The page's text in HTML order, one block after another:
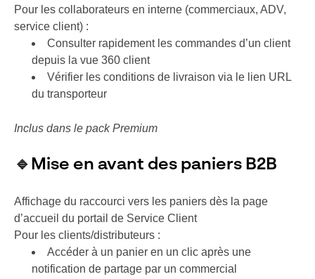
Pour les collaborateurs en interne (commerciaux, ADV,
service client) :
Consulter rapidement les commandes d’un client
depuis la vue 360 client
Vérifier les conditions de livraison via le lien URL
du transporteur
Inclus dans le pack Premium
🔹 Mise en avant des paniers B2B
Affichage du raccourci vers les paniers dès la page
d’accueil du portail de Service Client
Pour les clients/distributeurs :
Accéder à un panier en un clic après une
notification de partage par un commercial